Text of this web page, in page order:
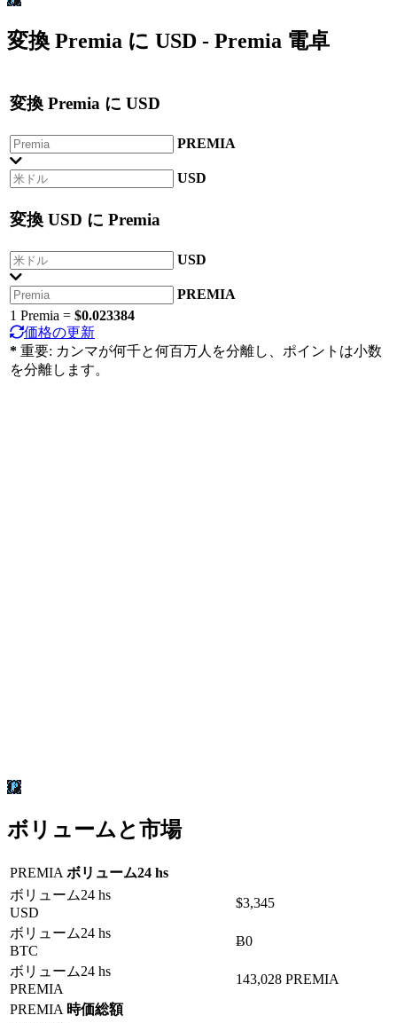
変換 Premia に USD - Premia 電卓
変換 Premia に USD
PREMIA
USD
変換 USD に Premia
USD
PREMIA
1 Premia = $0.023384
価格の更新
* 重要: カンマが何千と何百万人を分離し、ポイントは小数
を分離します。
ボリュームと市場
PREMIA ボリューム24 hs
ボリューム24 hs
USD
$3,345
ボリューム24 hs
BTC
Ƀ0
ボリューム24 hs
PREMIA
143,028 PREMIA
PREMIA 時価総額